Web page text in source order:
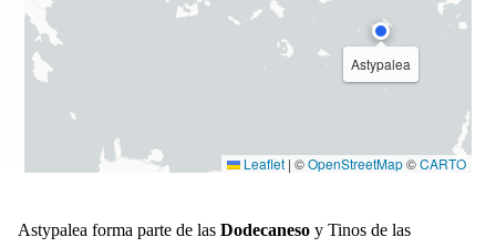
Astypalea
Leaflet | ©OpenStreetMap©CARTO
Astypalea forma parte de las Dodecaneso y Tinos de las